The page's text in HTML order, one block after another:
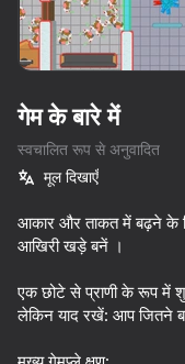
गेम के बारे में
स्वचालित रूप से अनुवादित
मूल दिखाएँ
आकार और ताकत में बढ़ने के
आखिरी खड़े बनें ।
एक छोटे से प्राणी के रूप में
लेकिन याद रखें: आप जितने